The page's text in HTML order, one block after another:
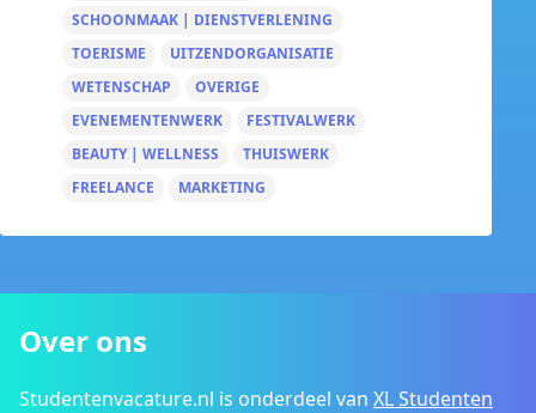
SCHOONMAAK | DIENSTVERLENING
TOERISME
UITZENDORGANISATIE
WETENSCHAP
OVERIGE
EVENEMENTENWERK
FESTIVALWERK
BEAUTY | WELLNESS
THUISWERK
FREELANCE
MARKETING
Over ons
Studentenvacature.nl is onderdeel van XL Studenten